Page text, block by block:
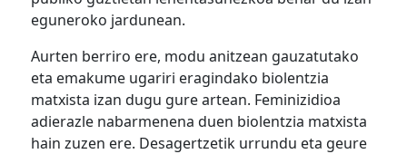
eguneroko jardunean.
Aurten berriro ere, modu anitzean gauzatutako
eta emakume ugariri eragindako biolentzia
matxista izan dugu gure artean. Feminizidioa
adierazle nabarmenena duen biolentzia matxista
hain zuzen ere. Desagertzetik urrundu eta geure